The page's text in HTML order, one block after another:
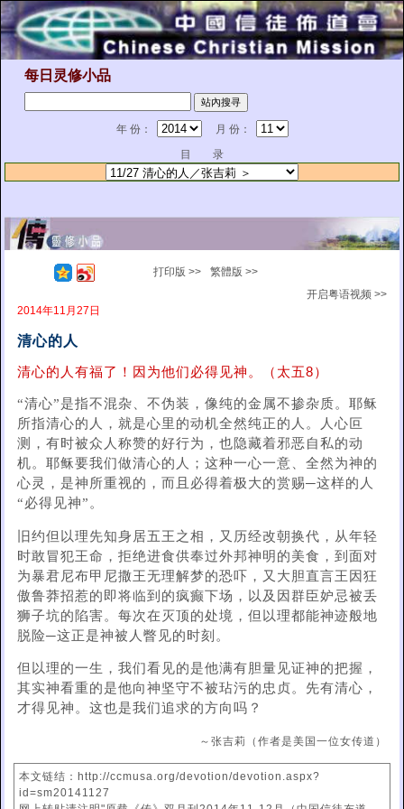
每日灵修小品
年 份：
月 份：
目 录
打印版 >>
繁體版 >>
开启粤语视频 >>
2014年11月27日
清心的人
清心的人有福了！因为他们必得见神。（太五8）
“清心”是指不混杂、不伪装，像纯的金属不掺杂质。耶稣
所指清心的人，就是心里的动机全然纯正的人。人心叵
测，有时被众人称赞的好行为，也隐藏着邪恶自私的动
机。耶稣要我们做清心的人；这种一心一意、全然为神的
心灵，是神所重视的，而且必得着极大的赏赐─这样的人
“必得见神”。
旧约但以理先知身居五王之相，又历经改朝换代，从年轻
时敢冒犯王命，拒绝进食供奉过外邦神明的美食，到面对
为暴君尼布甲尼撒王无理解梦的恐吓，又大胆直言王因狂
傲鲁莽招惹的即将临到的疯癫下场，以及因群臣妒忌被丢
狮子坑的陷害。每次在灭顶的处境，但以理都能神迹般地
脱险─这正是神被人瞥见的时刻。
但以理的一生，我们看见的是他满有胆量见证神的把握，
其实神看重的是他向神坚守不被玷污的忠贞。先有清心，
才得见神。这也是我们追求的方向吗？
～张吉莉（作者是美国一位女传道）
本文链结：http://ccmusa.org/devotion/devotion.aspx?
id=sm20141127